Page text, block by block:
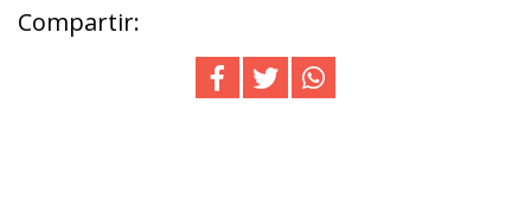
Compartir: